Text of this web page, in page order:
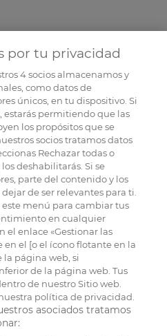
por tu privacidad
4socios almacenamos y
como datos de
únicos, en tu dispositivo. Si
estarás permitiendo que las
los propósitos que se
socios tratamos datos
Rechazar todas o
deshabilitarás. Si se
parte del contenido y los
de ser relevantes para ti.
este menú para cambiar tus
en cualquier
el enlace «Gestionar las
en el [o el ícono flotante en la
página web, si
de la página web. Tus
de nuestro Sitio web.
política de privacidad.
asociados tratamos